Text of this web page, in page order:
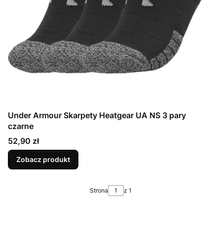
Under Armour Skarpety Heatgear UA NS 3 pary
czarne
Cena
52,90 zł
Zobacz produkt
Strona z 1